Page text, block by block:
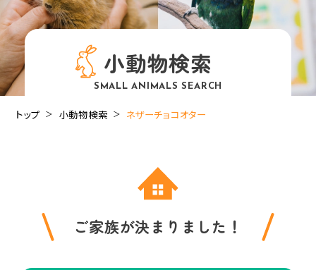
小動物検索
SMALL ANIMALS SEARCH
トップ 小動物検索 ネザーチョコオター
ご家族が決まりました！